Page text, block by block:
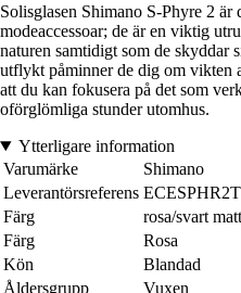
Solisglasen Shimano S-Phyre 2 är
modeaccessoar; de är en viktig
naturen samtidigt som de skyddar
utflykt påminner de dig om vikten
att du kan fokusera på det som
oförglömliga stunder utomhus.
Ytterligare information
Varumärke
Shimano
Leverantörsreferens
Färg
rosa/svart matt
Färg
Rosa
Kön
Blandad
Åldersgrupp
Vuxen